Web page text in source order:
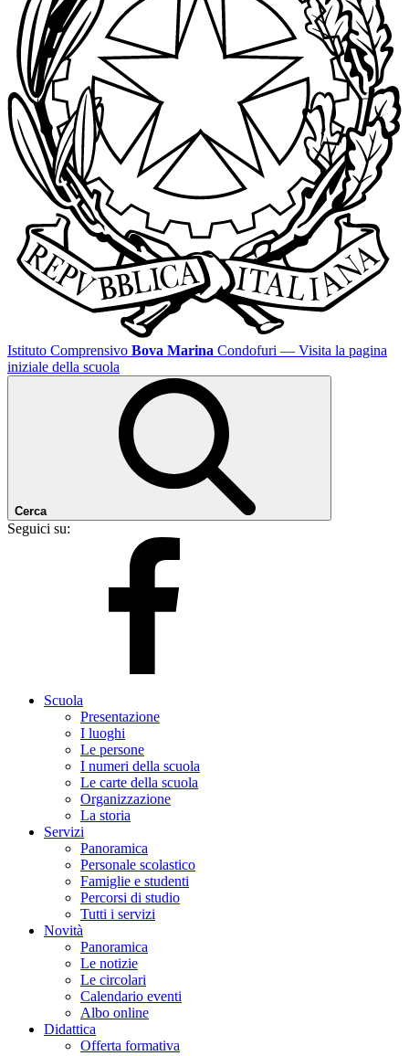
Istituto Comprensivo Bova Marina Condofuri — Visita la pagina
iniziale della scuola
Cerca
Seguici su:
Scuola
Presentazione
I luoghi
Le persone
I numeri della scuola
Le carte della scuola
Organizzazione
La storia
Servizi
Panoramica
Personale scolastico
Famiglie e studenti
Percorsi di studio
Tutti i servizi
Novità
Panoramica
Le notizie
Le circolari
Calendario eventi
Albo online
Didattica
Offerta formativa